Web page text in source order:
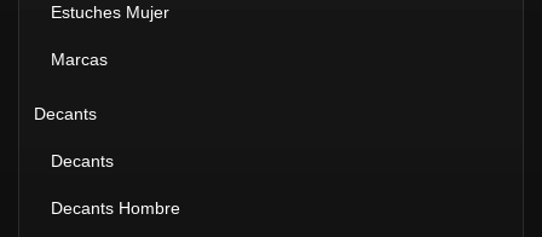
Estuches Mujer
Marcas
Decants
Decants
Decants Hombre